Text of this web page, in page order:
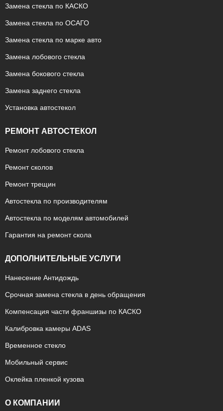
Замена стекла по КАСКО
Замена стекла по ОСАГО
Замена стекла по марке авто
Замена лобового стекла
Замена бокового стекла
Замена заднего стекла
Установка автостекол
РЕМОНТ АВТОСТЕКОЛ
Ремонт лобового стекла
Ремонт сколов
Ремонт трещин
Автостекла по производителям
Автостекла по моделям автомобилей
Гарантия на ремонт скола
ДОПОЛНИТЕЛЬНЫЕ УСЛУГИ
Нанесение Антидождь
Срочная замена стекла в день обращения
Компенсация части франшизы по КАСКО
Калибровка камеры ADAS
Временное стекло
Мобильный сервис
Оклейка пленкой кузова
О КОМПАНИИ